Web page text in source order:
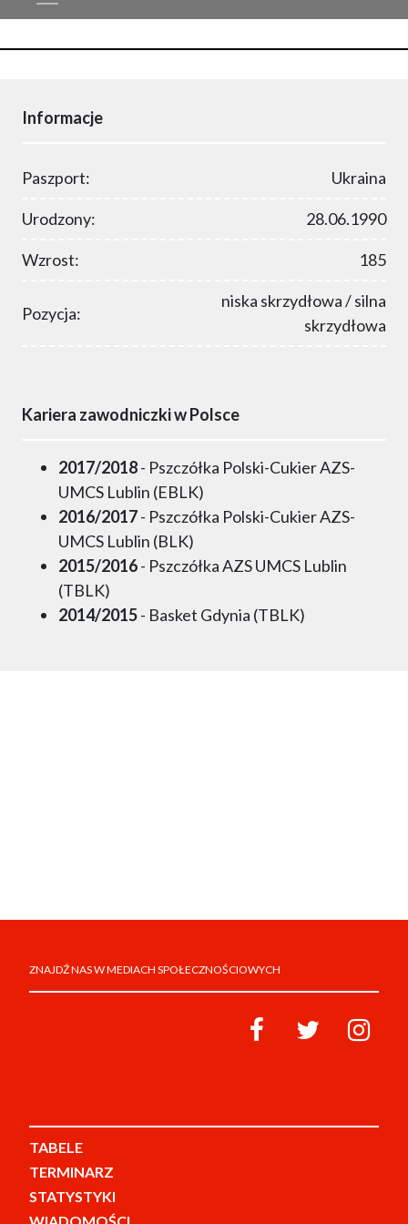
Informacje
Paszport: Ukraina
Urodzony: 28.06.1990
Wzrost: 185
Pozycja:
niska skrzydłowa / silna
skrzydłowa
Kariera zawodniczki w Polsce
2017/2018- Pszczółka Polski-Cukier AZS-
UMCS Lublin (EBLK)
2016/2017- Pszczółka Polski-Cukier AZS-
UMCS Lublin (BLK)
2015/2016- Pszczółka AZS UMCS Lublin
(TBLK)
2014/2015- Basket Gdynia (TBLK)
ZNAJDŹ NAS W MEDIACH SPOŁECZNOŚCIOWYCH
TABELE
TERMINARZ
STATYSTYKI